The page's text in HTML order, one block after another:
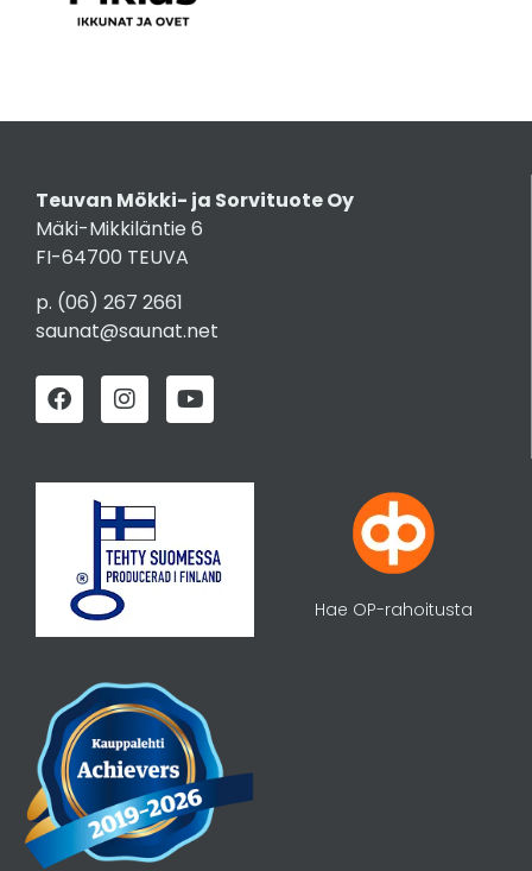
Teuvan Mökki- ja Sorvituote Oy
Mäki-Mikkiläntie 6
FI-64700 TEUVA
p. (06) 267 2661
saunat@saunat.net
Hae OP-rahoitusta